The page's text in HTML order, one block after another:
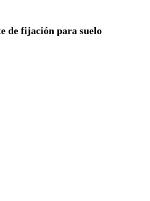
de fijación para suelo